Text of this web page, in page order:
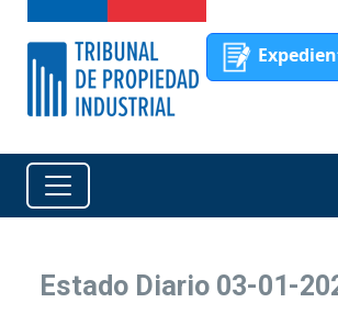
Estado Diario 03-01-